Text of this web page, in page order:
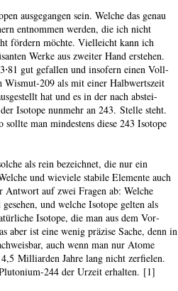
ausge­gangen sein. Welche das genau
entnommen werden, die ich nicht
fördern möchte. Viel­leicht kann ich
Werke aus zweiter Hand erstehen.
gut gefal­len und inso­fern einen Voll­
Wis­mut‑209 als mit einer Halb­werts­zeit
hat und es in der nach abstei­
Isotope nunmehr an 243. Stelle steht.
man minde­stens diese 243 Isotope
als rein bezeichnet, die nur ein
und wieviele stabile Elemente auch
Antwort auf zwei Fragen ab: Welche
und welche Isotope gelten als
Isotope, die man aus dem Vor­
aber ist eine wenig präzise Sache, denn in
auch wenn man nur Atome
Mil­liarden Jahre lang nicht zer­fielen.
der Urzeit erhal­ten. [1]